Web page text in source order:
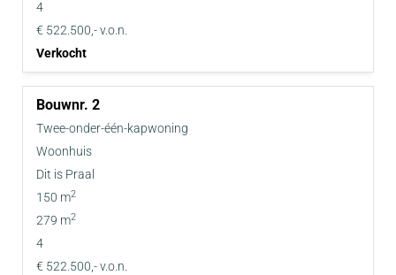
4
€ 522.500,- v.o.n.
Verkocht
2
Twee-onder-één-kapwoning
Woonhuis
Dit is Praal
150 m2
279 m2
4
€ 522.500,- v.o.n.